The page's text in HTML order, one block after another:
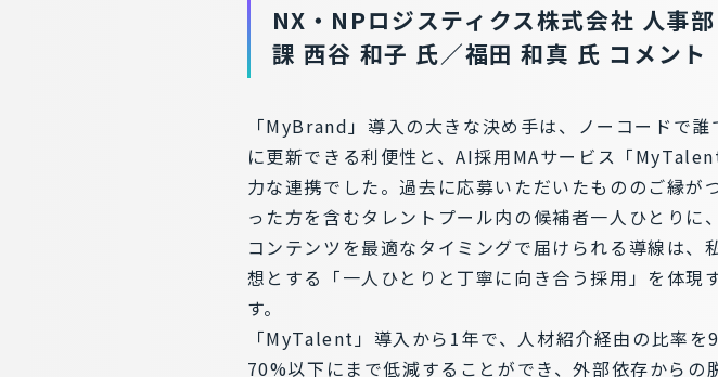
NX・NPロジスティクス株式会社 人事
課 西谷 和子 氏／福田 和真 氏 コメント
「MyBrand」導入の大きな決め手は、ノーコードで誰
に更新できる利便性と、AI採用MAサービス「
力な連携でした。過去に応募いただいたもののご縁が
った方を含むタレントプール内の候補者一人ひとりに
コンテンツを最適なタイミングで届けられる導線は、
想とする「一人ひとりと丁寧に向き合う採用」を体現
す。
「MyTalent」導入から1年で、人材紹介経由の比率を
70%以下にまで低減することができ、外部依存から